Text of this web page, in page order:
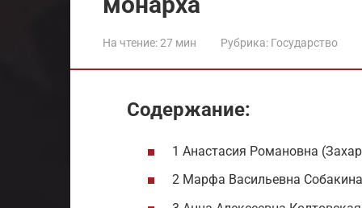
На чтение:27 мин Рубрика: Государство
Содержание:
1 Анастасия Романовна
2 Марфа Васильевна Собакина